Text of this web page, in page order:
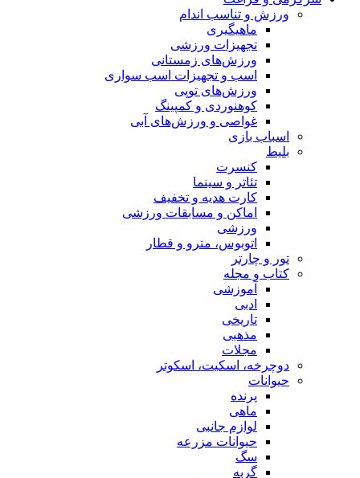
ورزش و تناسب اندام
ماهیگیری
تجهیزات ورزشی
ورزش‌های زمستانی
اسب و تجهیزات اسب سواری
ورزش‌های توپی
کوهنوردی و کمپینگ
غواصی و ورزش‌های آبی
اسباب‌ بازی
بلیط
کنسرت
تئاتر و سینما
کارت هدیه و تخفیف
اماکن و مسابقات ورزشی
ورزشی
اتوبوس، مترو و قطار
تور و چارتر
کتاب و مجله
آموزشی
ادبی
تاریخی
مذهبی
مجلات
دوچرخه، اسکیت، اسکوتر
حیوانات
پرنده
ماهی
لوازم جانبی
حیوانات مزرعه
سگ
گربه